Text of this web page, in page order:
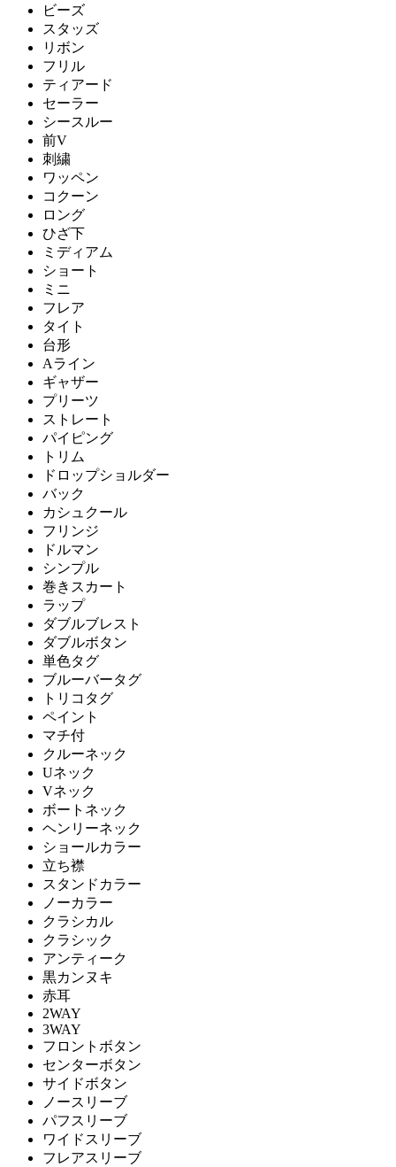
ビーズ
スタッズ
リボン
フリル
ティアード
セーラー
シースルー
前V
刺繍
ワッペン
コクーン
ロング
ひざ下
ミディアム
ショート
ミニ
フレア
タイト
台形
Aライン
ギャザー
プリーツ
ストレート
パイピング
トリム
ドロップショルダー
バック
カシュクール
フリンジ
ドルマン
シンプル
巻きスカート
ラップ
ダブルブレスト
ダブルボタン
単色タグ
ブルーバータグ
トリコタグ
ペイント
マチ付
クルーネック
Uネック
Vネック
ボートネック
ヘンリーネック
ショールカラー
立ち襟
スタンドカラー
ノーカラー
クラシカル
クラシック
アンティーク
黒カンヌキ
赤耳
2WAY
3WAY
フロントボタン
センターボタン
サイドボタン
ノースリーブ
パフスリーブ
ワイドスリーブ
フレアスリーブ